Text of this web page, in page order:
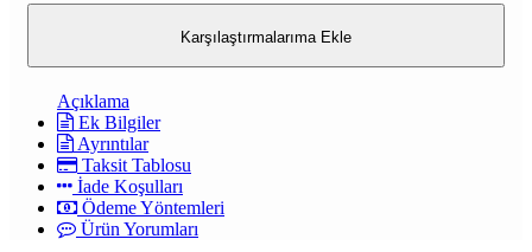
Karşılaştırmalarıma Ekle
Açıklama
Ek Bilgiler
Ayrıntılar
Taksit Tablosu
İade Koşulları
Ödeme Yöntemleri
Ürün Yorumları